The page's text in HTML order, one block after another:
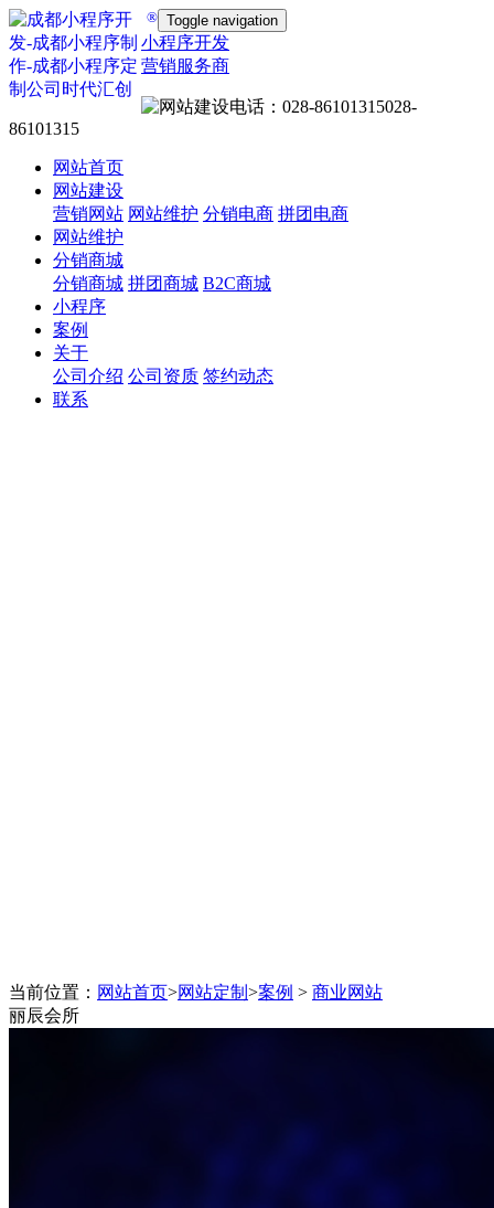
Toggle navigation
®
小程序开发
营销服务商
028-
86101315
网站首页
网站建设
营销网站 网站维护 分销电商 拼团电商
网站维护
分销商城
分销商城 拼团商城 B2C商城
小程序
案例
关于
公司介绍 公司资质 签约动态
联系
程序终身维护,一对一技术跟踪
当前位置： 网站首页>网站定制 >案例 > 商业网站
丽辰会所